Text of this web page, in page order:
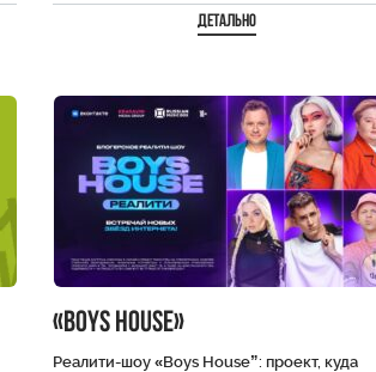
Детально
«BOYS HOUSE»
Реалити-шоу «Boys House”: проект, куда